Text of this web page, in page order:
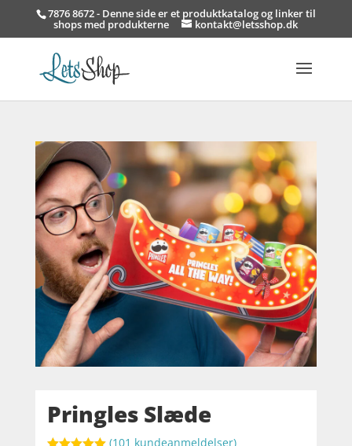
7876 8672 - Denne side er et produktkatalog og linker til
shops med produkterne kontakt@letsshop.dk
Pringles Slæde
(101 kundeanmeldelser)